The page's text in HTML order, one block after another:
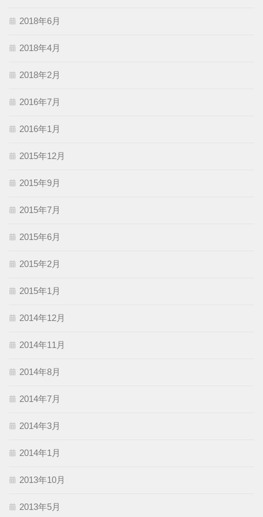
2018年6月
2018年4月
2018年2月
2016年7月
2016年1月
2015年12月
2015年9月
2015年7月
2015年6月
2015年2月
2015年1月
2014年12月
2014年11月
2014年8月
2014年7月
2014年3月
2014年1月
2013年10月
2013年5月